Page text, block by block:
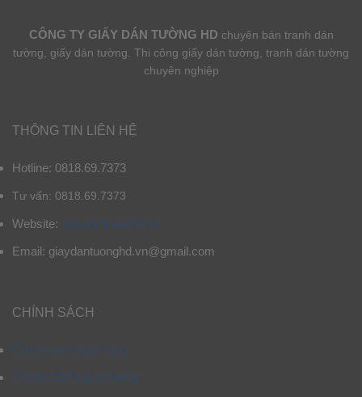
CÔNG TY GIẤY DÁN TƯỜNG HD chuyên bán tranh dán
tường, giấy dán tường. Thi công giấy dán tường, tranh dán tường
chuyên nghiệp
THÔNG TIN LIÊN HỆ
Hotline: 0818.69.7373
Tư vấn: 0818.69.7373
Website: giaydantuonghd.vn
Email: giaydantuonghd.vn@gmail.com
CHÍNH SÁCH
Chính sách mua hàng
Chính sách giao hàng